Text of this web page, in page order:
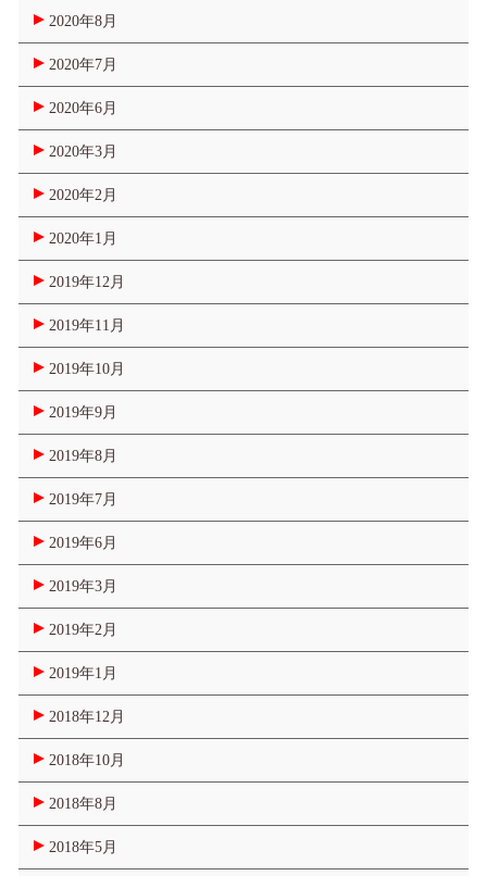
2020年8月
2020年7月
2020年6月
2020年3月
2020年2月
2020年1月
2019年12月
2019年11月
2019年10月
2019年9月
2019年8月
2019年7月
2019年6月
2019年3月
2019年2月
2019年1月
2018年12月
2018年10月
2018年8月
2018年5月